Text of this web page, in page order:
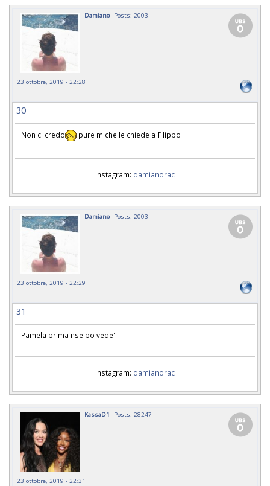
Damiano Posts: 2003
23 ottobre, 2019 - 22:28
30
Non ci credo pure michelle chiede a Filippo
instagram: damianorac
Damiano Posts: 2003
23 ottobre, 2019 - 22:29
31
Pamela prima nse po vede'
instagram: damianorac
KassaD1 Posts: 28247
23 ottobre, 2019 - 22:31